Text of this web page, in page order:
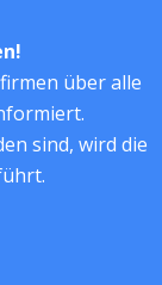
über alle
sind, wird die